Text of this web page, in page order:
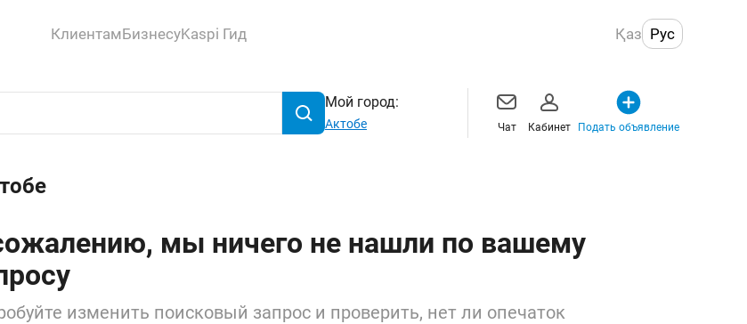
КлиентамБизнесуKaspi Гид Қаз Рус
Мой город:
Актобе Чат Кабинет Подать объявление
мы ничего не нашли по вашему
изменить поисковый запрос и проверить, нет ли опечаток